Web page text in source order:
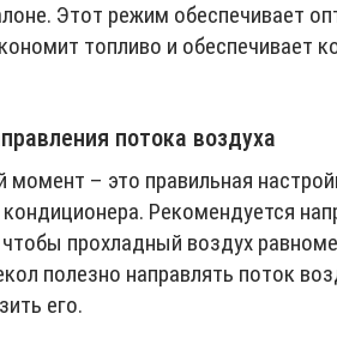
Этот режим обеспечивает
топливо и обеспечивает
потока воздуха
– это правильная
Рекомендуется
прохладный воздух
полезно направлять поток
его.